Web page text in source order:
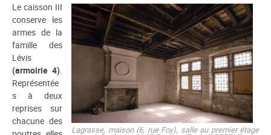
Lagrasse, maison (6, rue Foy), salle au premier étage
Le caisson III
conserve les
armes de la
famille des
Lévis
(armoirie 4)
Représentée
s à deux
reprises sur
chacune des